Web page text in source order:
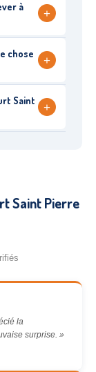
à
+
chose
+
Saint
+
Saint Pierre
la
surprise. »